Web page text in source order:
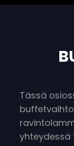
Tässä
yhteydessä